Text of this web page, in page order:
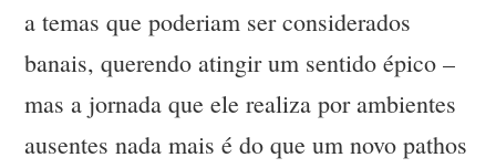
a temas que poderiam ser considerados
banais, querendo atingir um sentido épico –
mas a jornada que ele realiza por ambientes
ausentes nada mais é do que um novo pathos